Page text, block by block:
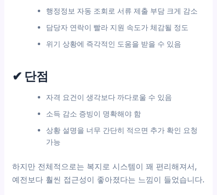
행정정보 자동 조회로 서류 제출 부담 크게 감소
담당자 연락이 빨라 지원 속도가 체감될 정도
위기 상황에 즉각적인 도움을 받을 수 있음
✔ 단점
자격 요건이 생각보다 까다로울 수 있음
소득 감소 증빙이 명확해야 함
상황 설명을 너무 간단히 적으면 추가 확인 요청
가능
하지만 전체적으로는 복지로 시스템이 꽤 편리해져서,
예전보다 훨씬 접근성이 좋아졌다는 느낌이 들었습니다.